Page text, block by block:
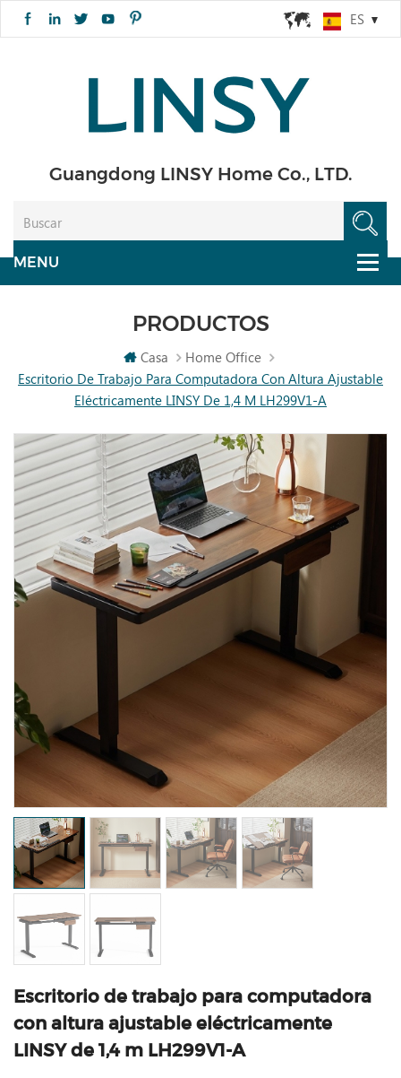
ES
Guangdong LINSY Home Co., LTD.
PRODUCTOS
Casa
Home Office
Escritorio De Trabajo Para Computadora Con Altura Ajustable
Eléctricamente LINSY De 1,4 M LH299V1-A
Escritorio de trabajo para computadora
con altura ajustable eléctricamente
LINSY de 1,4 m LH299V1-A